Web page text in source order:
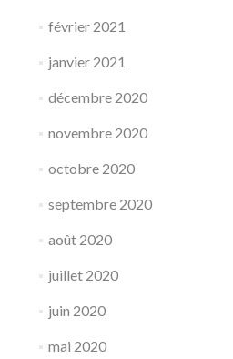
février 2021
janvier 2021
décembre 2020
novembre 2020
octobre 2020
septembre 2020
août 2020
juillet 2020
juin 2020
mai 2020